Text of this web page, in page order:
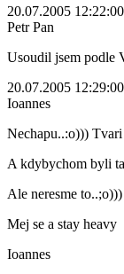
20.07.2005 12:22:00
Petr Pan
Usoudil jsem podle
20.07.2005 12:29:00
Ioannes
Nechapu..:o)))
A kdybychom byli
Ale neresme to..;o)))
Mej se a stay heavy
Ioannes